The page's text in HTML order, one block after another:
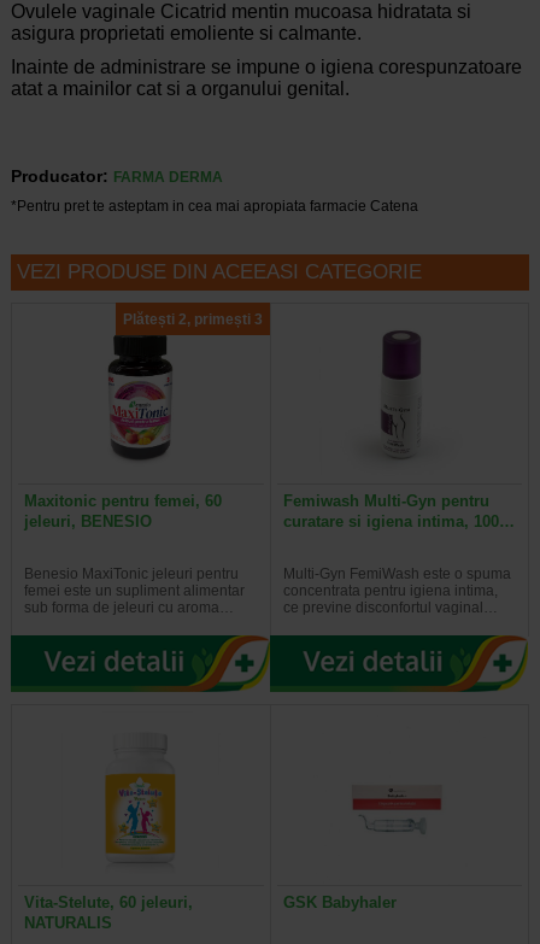
Ovulele vaginale Cicatrid mentin mucoasa hidratata si
asigura proprietati emoliente si calmante.
Inainte de administrare se impune o igiena corespunzatoare
atat a mainilor cat si a organului genital.
Producator:
FARMA DERMA
*Pentru pret te asteptam in cea mai apropiata farmacie Catena
VEZI PRODUSE DIN ACEEASI CATEGORIE
Plătești 2, primești 3
Maxitonic pentru femei, 60
jeleuri, BENESIO
Benesio MaxiTonic jeleuri pentru
femei este un supliment alimentar
sub forma de jeleuri cu aroma…
Femiwash Multi-Gyn pentru
curatare si igiena intima, 100…
Multi-Gyn FemiWash este o spuma
concentrata pentru igiena intima,
ce previne disconfortul vaginal…
Vita-Stelute, 60 jeleuri,
NATURALIS
GSK Babyhaler